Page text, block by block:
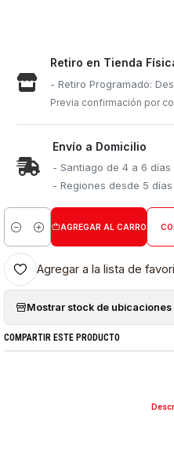
Retiro en Tienda
- Retiro Programado:
Previa confirmación por
Envío a Domicilio
- Santiago de 4 a 6 días
- Regiones desde 5
Cantidad
AGREGAR AL CARRO
Agregar a la lista de
Mostrar stock de ubicaciones
COMPARTIR ESTE PRODUCTO